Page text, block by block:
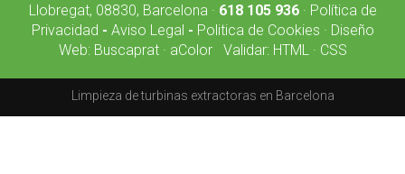
Llobregat, 08830, Barcelona · 618 105 936· Política de
Privacidad - Aviso Legal - Politica de Cookies · Diseño
Web: Buscaprat· aColor Validar: HTML · CSS
Limpieza de turbinas extractoras en Barcelona